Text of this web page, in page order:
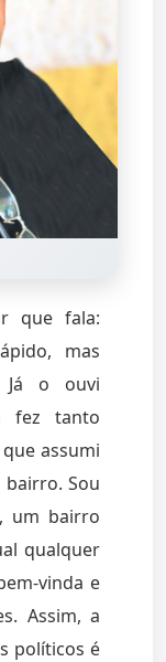
que fala:
mas
Já o ouvi
fez tanto
assumi
Sou
um bairro
qualquer
vinda e
Assim, a
políticos é